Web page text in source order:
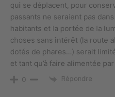
qui se déplacent, pour
passants ne seraient pas
habitants et la portée de la
choses sans intérêt (la route
dotés de phares…) serait
et tant qu’à faire alimentée
0 Répondre